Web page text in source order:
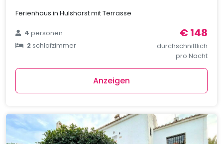
Ferienhaus in Hulshorst mit Terrasse
4personen
2schlafzimmer
€ 148
durchschnittlich
pro Nacht
Anzeigen